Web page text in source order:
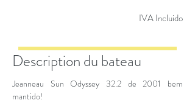
IVA Incluido
Description du bateau
Jeanneau Sun Odyssey 32.2 de 2001 bem
mantido!